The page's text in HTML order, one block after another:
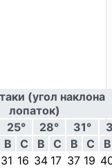
(угол наклона
лопаток)
25° 28° 31°
B C B C B C
B
31 16 34 17 37 19